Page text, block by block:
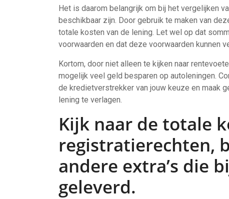
Het is daarom belangrijk om bij het vergelijken
beschikbaar zijn. Door gebruik te maken van
totale kosten van de lening. Let wel op dat
voorwaarden en dat deze voorwaarden kunnen
Kortom, door niet alleen te kijken naar
mogelijk veel geld besparen op autoleningen.
de kredietverstrekker van jouw keuze en maak
lening te verlagen.
Kijk naar de totale
registratierechten,
andere extra’s die
geleverd.